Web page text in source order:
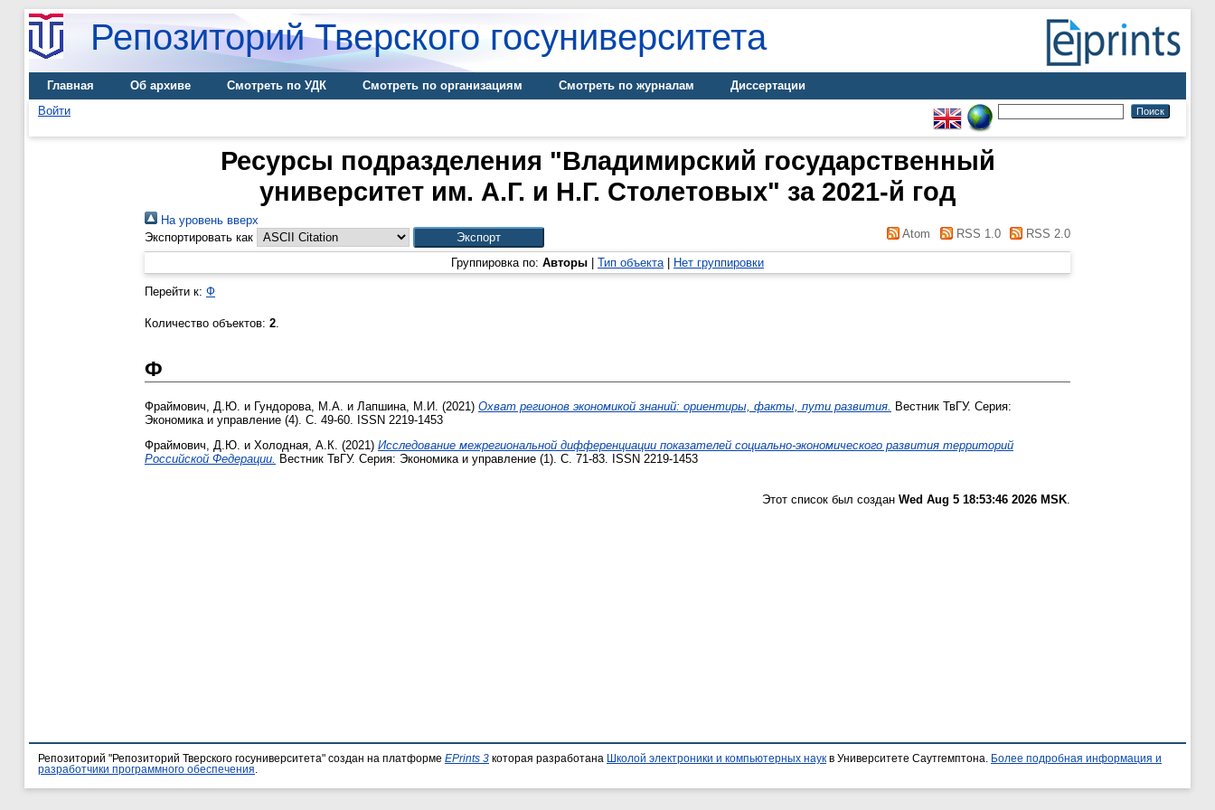
Репозиторий Тверского госуниверситета
Главная Об архиве Смотреть по УДК Смотреть по организациям Смотреть по журналам
Диссертации
Войти
Ресурсы подразделения "Владимирский государственный
университет им. А.Г. и Н.Г. Столетовых" за 2021-й год
На уровень вверх
Экспортировать как
Atom RSS 1.0 RSS 2.0
Группировка по: Авторы Тип объекта| Нет группировки
Перейти к: Ф
Количество объектов: 2.
Ф
Фраймович, Д.Ю. и Гундорова, М.А. и Лапшина, М.И. (2021) Охват регионов экономикой знаний: ориентиры, факты, пути развития. Вестник ТвГУ. Серия:
Экономика и управление (4). С. 49-60. ISSN 2219-1453
Фраймович, Д.Ю. и Холодная, А.К. (2021) Исследование межрегиональной дифференциации показателей социально-экономического развития территорий
Российской Федерации.
Вестник ТвГУ. Серия: Экономика и управление (1). С. 71-83. ISSN 2219-1453
Этот список был создан Wed Aug 5 18:53:46 2026 MSK
Репозиторий "Репозиторий Тверского госуниверситета" создан на платформе EPrints 3 которая разработана Школой электроники и компьютерных наук в Университете Саутгемптона.
Более подробная информация и
разработчики программного обеспечения